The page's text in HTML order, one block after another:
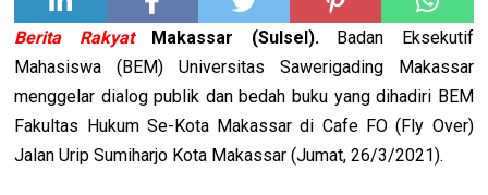
Berita RakyatMakassar (Sulsel).
Badan Eksekutif
Mahasiswa (BEM) Universitas Sawerigading Makassar
menggelar dialog publik dan bedah buku yang dihadiri BEM
Fakultas Hukum Se-Kota Makassar di Cafe FO (Fly Over)
Jalan Urip Sumiharjo Kota Makassar (Jumat, 26/3/2021).